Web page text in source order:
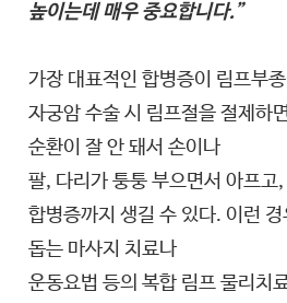
높이는데 매우 중요합니다.”
가장 대표적인 합병증이 림프부
자궁암 수술 시 림프절을 절제하
순환이 잘 안 돼서 손이나
팔, 다리가 퉁퉁 부으면서 아프고
합병증까지 생길 수 있다. 이런
돕는 마사지 치료나
운동요법 등의 복합 림프 물리치